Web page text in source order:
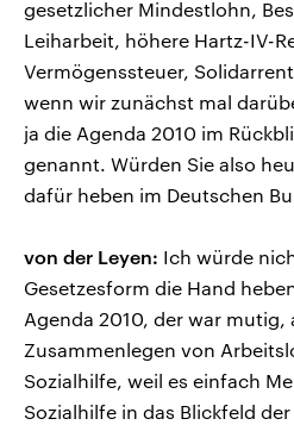
gesetzlicher Mindestlohn,
Leiharbeit, höhere Hartz-IV-
Vermögenssteuer,
wenn wir zunächst mal
ja die Agenda 2010 im
genannt. Würden Sie also
dafür heben im Deutschen
von der Leyen: Ich würde
Gesetzesform die Hand
Agenda 2010, der war mutig,
Zusammenlegen von
Sozialhilfe, weil es einfach
Sozialhilfe in das Blickfeld